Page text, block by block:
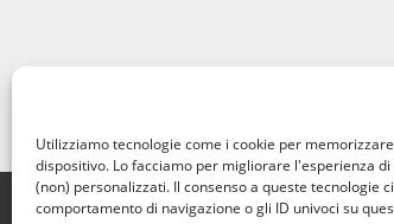
Utilizziamo tecnologie come i cookie per
dispositivo. Lo facciamo per migliorare l'esperienza
(non) personalizzati. Il consenso a queste tecnologie
comportamento di navigazione o gli ID univoci su
Home Privacy Policy Cookie